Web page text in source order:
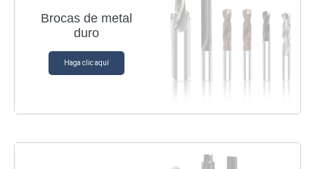
Brocas de metal
duro
Haga clic aquí